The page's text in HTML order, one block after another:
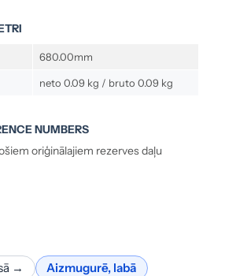
680.00mm
neto 0.09 kg / bruto 0.09 kg
NUMBERS
oriģinālajiem rezerves daļu
→ Aizmugurē, labā